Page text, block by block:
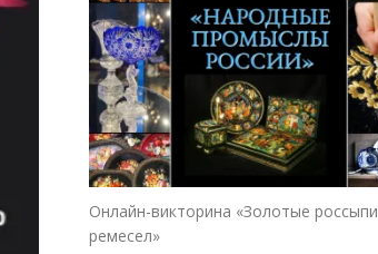
Онлайн-викторина «Золотые россыпи
ремесел»